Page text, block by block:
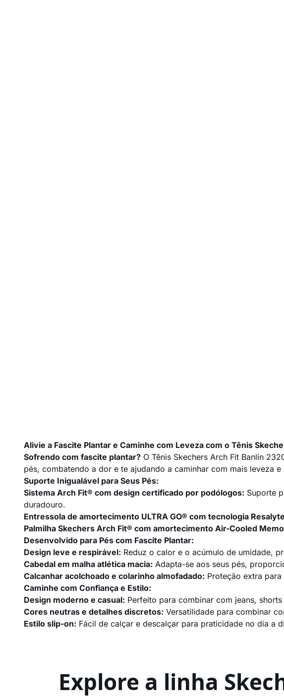
Alivie a Fascite Plantar e Caminhe com Leveza com o Tênis
Sofrendo com fascite plantar? O Tênis Skechers Arch Fit Banlin
pés, combatendo a dor e te ajudando a caminhar com mais leveza e
Suporte Inigualável para Seus Pés:
Sistema Arch Fit® com design certificado por podólogos: Suporte
duradouro.
Entressola de amortecimento ULTRA GO® com tecnologia
Palmilha Skechers Arch Fit® com amortecimento Air-Cooled
Desenvolvido para Pés com Fascite Plantar:
Design leve e respirável: Reduz o calor e o acúmulo de umidade,
Cabedal em malha atlética macia: Adapta-se aos seus pés,
Calcanhar acolchoado e colarinho almofadado: Proteção extra
Caminhe com Confiança e Estilo:
Design moderno e casual: Perfeito para combinar com jeans,
Cores neutras e detalhes discretos: Versatilidade para combinar
Estilo slip-on: Fácil de calçar e descalçar para praticidade no dia a
Explore a linha